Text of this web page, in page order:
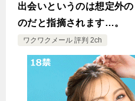
出会いというのは想定外
のだと指摘されます…。
ワクワクメール 評判 2ch